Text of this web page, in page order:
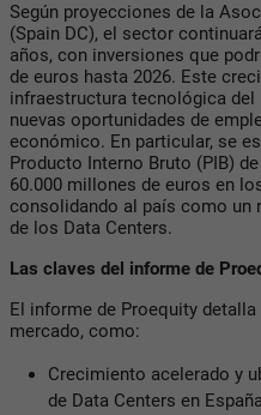
Según proyecciones de la
(Spain DC), el sector
años, con inversiones que
de euros hasta 2026. Este
infraestructura tecnológica del
nuevas oportunidades de
económico. En particular, se
Producto Interno Bruto (PIB)
60.000 millones de euros en
consolidando al país como un
de los Data Centers.
Las claves del informe de
El informe de Proequity
mercado, como:
Crecimiento acelerado y
de Data Centers en